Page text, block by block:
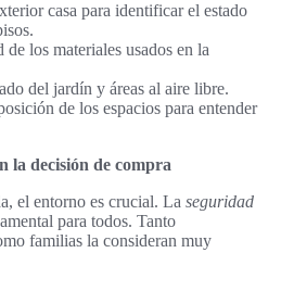
casa para identificar el estado
los materiales usados en la
del jardín y áreas al aire libre.
de los espacios para entender
la decisión de compra
el entorno es crucial. La seguridad
para todos. Tanto
familias la consideran muy